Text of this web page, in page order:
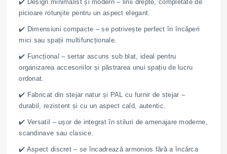
✔️ Design minimalist și modern – linii drepte, completate de
picioare rotunjite pentru un aspect elegant.
✔️ Dimensiuni compacte – se potrivește perfect în încăperi
mici sau spații multifuncționale.
✔️ Funcțional – sertar ascuns sub blat, ideal pentru
organizarea accesoriilor și păstrarea unui spațiu de lucru
ordonat.
✔️ Fabricat din stejar natur și PAL cu furnir de stejar –
durabil, rezistent și cu un aspect cald, autentic.
✔️ Versatil – ușor de integrat în stiluri de amenajare moderne,
scandinave sau clasice.
✔️ Aspect discret – se încadrează armonios fără a încărca